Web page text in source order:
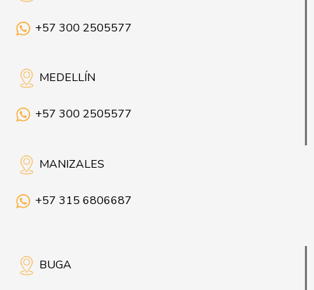
+57 300 2505577
MEDELLÍN
+57 300 2505577
MANIZALES
+57 315 6806687
BUGA